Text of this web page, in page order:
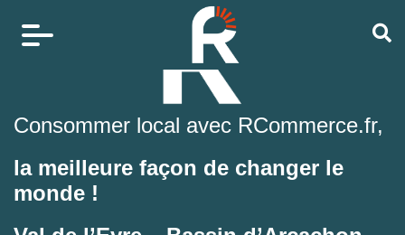
Consommer local avec RCommerce.fr,
la meilleure façon de changer le
monde !